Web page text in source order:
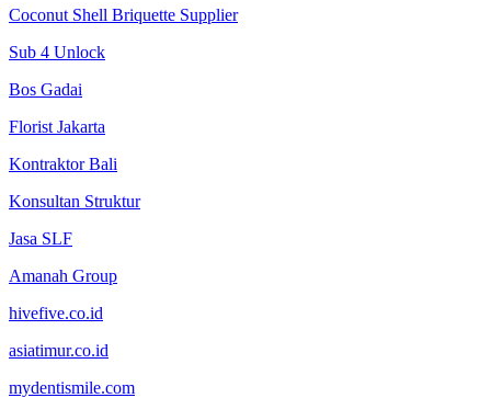
Coconut Shell Briquette Supplier
Sub 4 Unlock
Bos Gadai
Florist Jakarta
Kontraktor Bali
Konsultan Struktur
Jasa SLF
Amanah Group
hivefive.co.id
asiatimur.co.id
mydentismile.com